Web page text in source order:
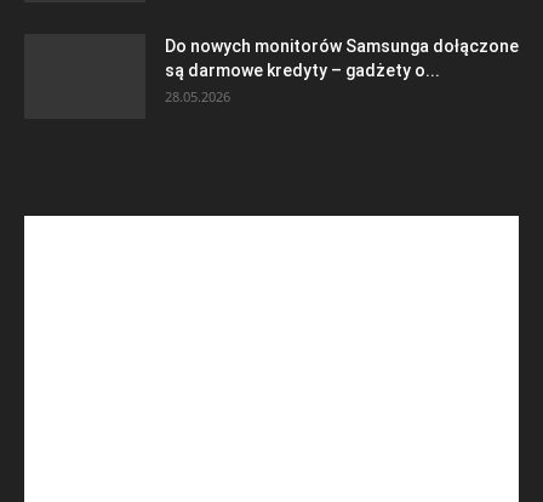
Do nowych monitorów Samsunga dołączone
są darmowe kredyty – gadżety o...
28.05.2026